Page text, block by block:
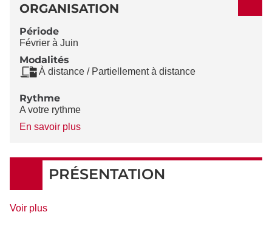
ORGANISATION
Période
Février à Juin
Modalités
À distance / Partiellement à distance
Rythme
A votre rythme
En savoir plusà
Rythme
PRÉSENTATION
Voir plusde